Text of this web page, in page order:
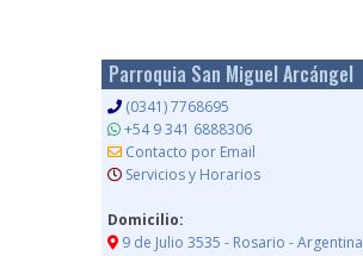
Parroquia San Miguel Arcángel
(0341) 7768695
+54 9 341 6888306
Contacto por Email
Servicios y Horarios
Domicilio:
9 de Julio 3535 - Rosario - Argentina